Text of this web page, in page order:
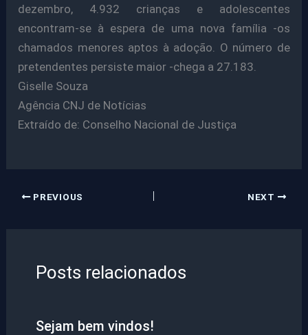
dezembro, 4.932 crianças e adolescentes
encontram-se à espera de uma nova família -os
chamados menores aptos à adoção. O número de
pretendentes persiste maior -chega a 27.183.
Giselle Souza
Agência CNJ de Notícias
Extraído de: Conselho Nacional de Justiça
PREVIOUS NEXT
Posts relacionados
Sejam bem vindos!